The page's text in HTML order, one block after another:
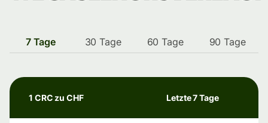
7 Tage 30 Tage 60 Tage 90 Tage
1 CRC zu CHF Letzte 7 Tage